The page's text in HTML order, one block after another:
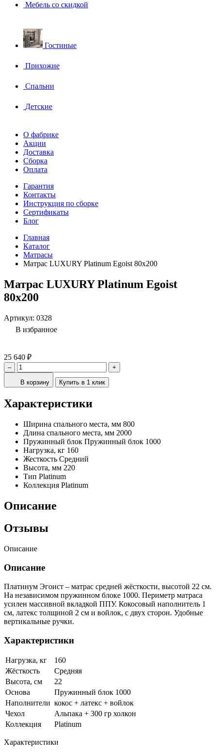
Мебель со скидкой
Гостиные
Прихожие
Спальни
Детские
О фабрике
Акции
Доставка
Сборка
Оплата
Гарантия
Контакты
Инструкция по сборке
Сертификаты
Блог
Главная
Каталог
Матрасы
Матрас LUXURY Platinum Egoist 80x200
Матрас LUXURY Platinum Egoist
80x200
Артикул: 0328
В избранное
25 640 ₽
– +
В корзину Купить в 1 клик
Характеристики
Ширина спального места, мм 800
Длина спального места, мм 2000
Пружинный блок Пружинный блок 1000
Нагрузка, кг 160
Жесткость Средний
Высота, мм 220
Тип Platinum
Коллекция Platinum
Описание
Отзывы
Описание
Описание
Платинум Эгоист – матрас средней жёсткости, высотой 22 см.
На независимом пружинном блоке 1000. Периметр матраса
усилен массивной вкладкой ППУ. Кокосовый наполнитель 1
см, латекс толщиной 2 см и войлок, с двух сторон. Удобные
вертикальные ручки.
Характеристики
Нагрузка, кг
160
Жёсткость
Средняя
Высота, см
22
Основа
Пружинный блок 1000
Наполнители кокос + латекс + войлок
Чехол
Альпака + 300 гр холкон
Коллекция
Platinum
Характеристики